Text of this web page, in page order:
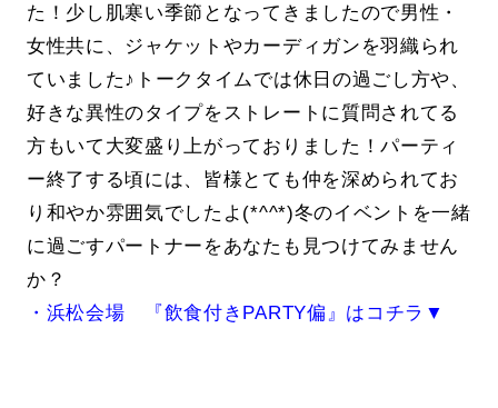
た！少し肌寒い季節となってきましたので男性・
女性共に、ジャケットやカーディガンを羽織られ
ていました♪トークタイムでは休日の過ごし方や、
好きな異性のタイプをストレートに質問されてる
方もいて大変盛り上がっておりました！パーティ
ー終了する頃には、皆様とても仲を深められてお
り和やか雰囲気でしたよ(*^^*)冬のイベントを一緒
に過ごすパートナーをあなたも見つけてみません
か？
・浜松会場 『飲食付きPARTY偏』はコチラ▼